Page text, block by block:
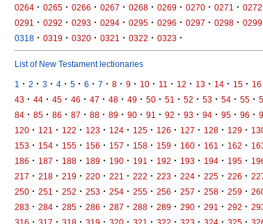
0264 · 0265 · 0266 · 0267 · 0268 · 0269 · 0270 · 0271 · 0272
0291 · 0292 · 0293 · 0294 · 0295 · 0296 · 0297 · 0298 · 0299
0318 · 0319 · 0320 · 0321 · 0322 · 0323 ·
List of New Testament lectionaries
1 · 2 · 3 · 4 · 5 · 6 · 7 · 8 · 9 · 10 · 11 · 12 · 13 · 14 · 15 · 16
43 · 44 · 45 · 46 · 47 · 48 · 49 · 50 · 51 · 52 · 53 · 54 · 55 ·
84 · 85 · 86 · 87 · 88 · 89 · 90 · 91 · 92 · 93 · 94 · 95 · 96 ·
120 · 121 · 122 · 123 · 124 · 125 · 126 · 127 · 128 · 129 ·
153 · 154 · 155 · 156 · 157 · 158 · 159 · 160 · 161 · 162 ·
186 · 187 · 188 · 189 · 190 · 191 · 192 · 193 · 194 · 195 ·
217 · 218 · 219 · 220 · 221 · 222 · 223 · 224 · 225 · 226 ·
250 · 251 · 252 · 253 · 254 · 255 · 256 · 257 · 258 · 259 ·
283 · 284 · 285 · 286 · 287 · 288 · 289 · 290 · 291 · 292 ·
316 · 317 · 318 · 319 · 320 · 321 · 322 · 323 · 324 · 325 ·